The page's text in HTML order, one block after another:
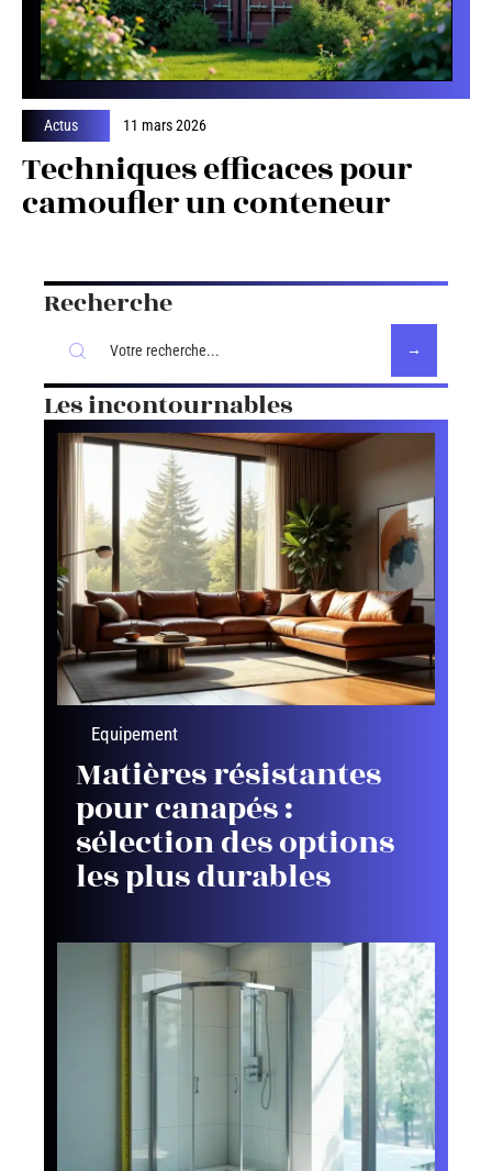
Actus 11 mars 2026
Techniques efficaces pour
camoufler un conteneur
Recherche
Les incontournables
Equipement
Matières résistantes
pour canapés :
sélection des options
les plus durables